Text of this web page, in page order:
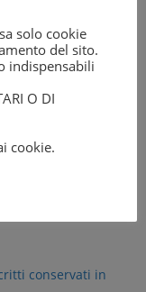
conservati in
solo cookie
del sito.
indispensabili
O DI
cookie.